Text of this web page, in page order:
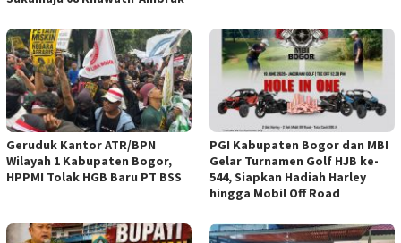
Geruduk Kantor ATR/BPN
Wilayah 1 Kabupaten Bogor,
HPPMI Tolak HGB Baru PT BSS
PGI Kabupaten Bogor dan MBI
Gelar Turnamen Golf HJB ke-
544, Siapkan Hadiah Harley
hingga Mobil Off Road